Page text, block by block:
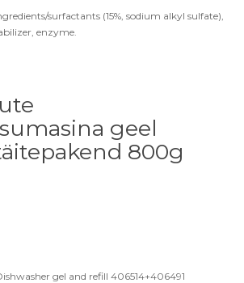
surfactants (15%, sodium alkyl sulfate),
enzyme.
geel
800g
gel and refill 406514+406491